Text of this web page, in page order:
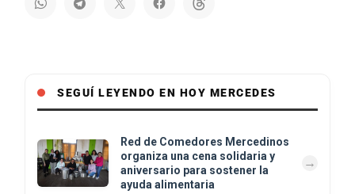
SEGUÍ LEYENDO EN HOY MERCEDES
Red de Comedores Mercedinos
organiza una cena solidaria y
aniversario para sostener la
ayuda alimentaria